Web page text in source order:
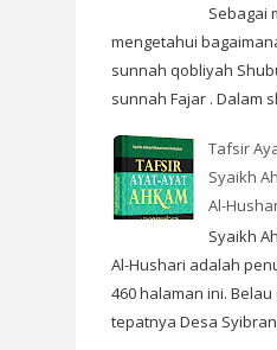
Sebagai
mengetahui
sunnah qobliyah
sunnah Fajar . Dalam
Tafsir
Syaikh
Al-
Syaikh
Al-Hushari adalah
460 halaman ini.
tepatnya Desa